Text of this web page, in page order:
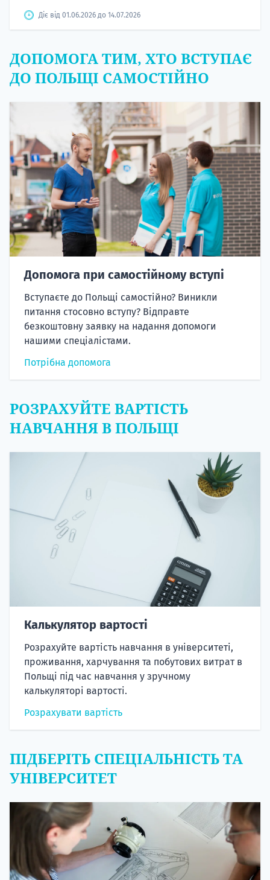
Діє від 01.06.2026 до 14.07.2026
ДОПОМОГА ТИМ, ХТО ВСТУПАЄ
ДО ПОЛЬЩІ САМОСТІЙНО
Допомога при самостійному вступі
Вступаєте до Польщі самостійно? Виникли
питання стосовно вступу? Відправте
безкоштовну заявку на надання допомоги
нашими спеціалістами.
Потрібна допомога
РОЗРАХУЙТЕ ВАРТІСТЬ
НАВЧАННЯ В ПОЛЬЩІ
Калькулятор вартості
Розрахуйте вартість навчання в університеті,
проживання, харчування та побутових витрат в
Польщі під час навчання у зручному
калькуляторі вартості.
Розрахувати вартість
ПІДБЕРІТЬ СПЕЦІАЛЬНІСТЬ ТА
УНІВЕРСИТЕТ